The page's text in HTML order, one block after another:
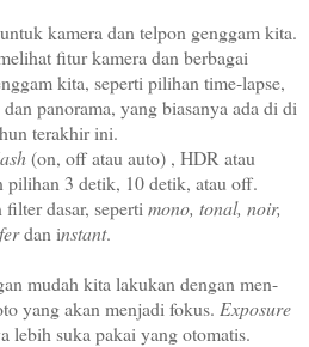
kamera dan telpon genggam kita.
fitur kamera dan berbagai
kita, seperti pilihan time-lapse,
panorama, yang biasanya ada di di
terakhir ini.
(on, off atau auto) , HDR atau
pilihan 3 detik, 10 detik, atau off.
dasar, seperti mono, tonal, noir,
dan instant.
mudah kita lakukan dengan men-
yang akan menjadi fokus. Exposure
lebih suka pakai yang otomatis.